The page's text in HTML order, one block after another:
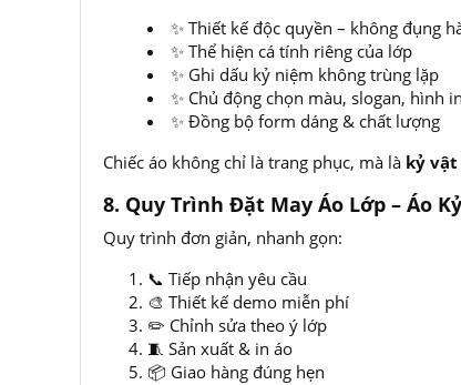
✨ Thiết kế độc quyền – không đụng
✨ Thể hiện cá tính riêng của lớp
✨ Ghi dấu kỷ niệm không trùng lặp
✨ Chủ động chọn màu, slogan, hình in
✨ Đồng bộ form dáng & chất lượng
Chiếc áo không chỉ là trang phục, mà là kỷ
8. Quy Trình Đặt May Áo Lớp – Áo
Quy trình đơn giản, nhanh gọn:
📞 Tiếp nhận yêu cầu
🎨 Thiết kế demo miễn phí
✏️ Chỉnh sửa theo ý lớp
🧵 Sản xuất & in áo
📦 Giao hàng đúng hẹn